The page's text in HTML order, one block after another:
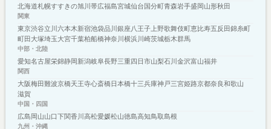
北海道札幌すすきの旭川 帯広福島宮城仙台 国分町青森岩手盛岡山形秋田
関東
東京渋谷立川 六本木新宿池袋品川 銀座八王子上野歌舞伎町恵比寿五反田錦糸町
町田大塚埼玉大宮千葉柏船橋神奈川 横浜川崎茨城栃木群馬
中部・北陸
愛知名古屋栄錦静岡新潟岐阜長野三重四日市山梨石川 金沢富山福井
関西
大阪梅田難波京橋天王寺心斎橋日本橋十三兵庫神戸三宮姫路京都奈良和歌山
滋賀
中国・四国
広島 岡山山口下関香川 高松愛媛松山徳島高知鳥取島根
九州・沖縄